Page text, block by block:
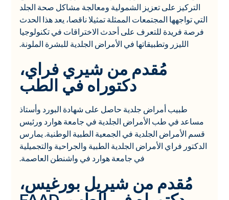
التركيز على تعزيز الشمولية ومعالجة مشاكل صحة الجلد
التي تواجهها المجتمعات الممثلة تمثيلا ناقصا، يعد هذا الحدث
فرصة فريدة للتعرف على أحدث الاختراقات في تكنولوجيا
الليزر وتطبيقاتها في الأمراض الجلدية للبشرة الملونة.
مُقدم من شيري فراي،
دكتوراه في الطب
طبيب أمراض جلدية حاصل على شهادة البورد وأستاذ
مساعد في طب الأمراض الجلدية في جامعة هوارد ورئيس
قسم الأمراض الجلدية في الجمعية الطبية الوطنية. يمارس
الدكتور فراي الأمراض الجلدية الطبية والجراحية والتجميلية
في جامعة هوارد في واشنطن العاصمة.
مُقدم من شيريل بورغيس،